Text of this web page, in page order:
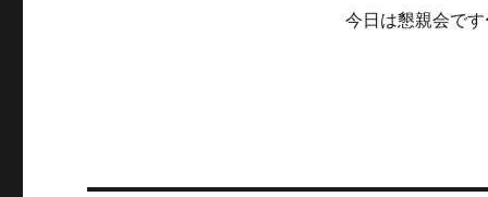
今日は懇親会で